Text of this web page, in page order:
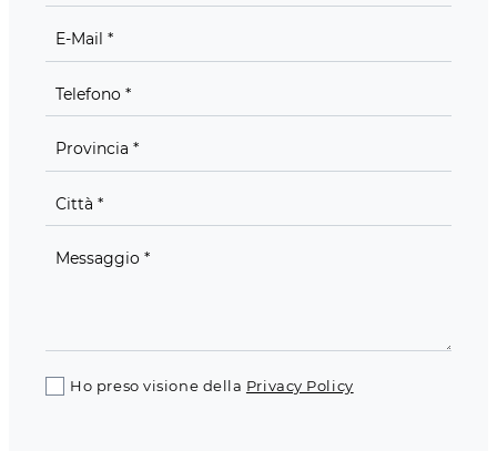
Ho preso visione della Privacy Policy